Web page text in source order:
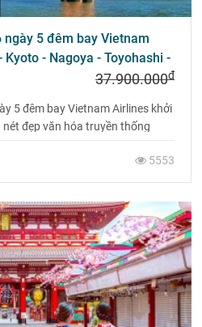
ngày 5 đêm bay Vietnam
- Nagoya - Toyohashi -
37.900.000đ
5 đêm bay Vietnam Airlines khởi
đẹp văn hóa truyền thống
5553